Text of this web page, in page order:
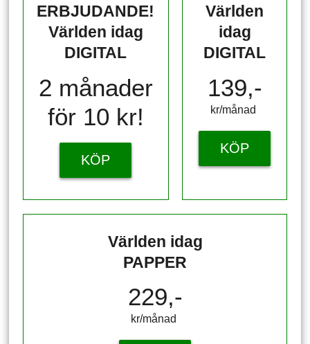
ERBJUDANDE!
Världen idag
DIGITAL
2 månader
för 10 kr!
KÖP
Världen
idag
DIGITAL
139,-
kr/månad ​​​​​​
KÖP
Världen idag
PAPPER
229,-
kr/månad ​​​​​​